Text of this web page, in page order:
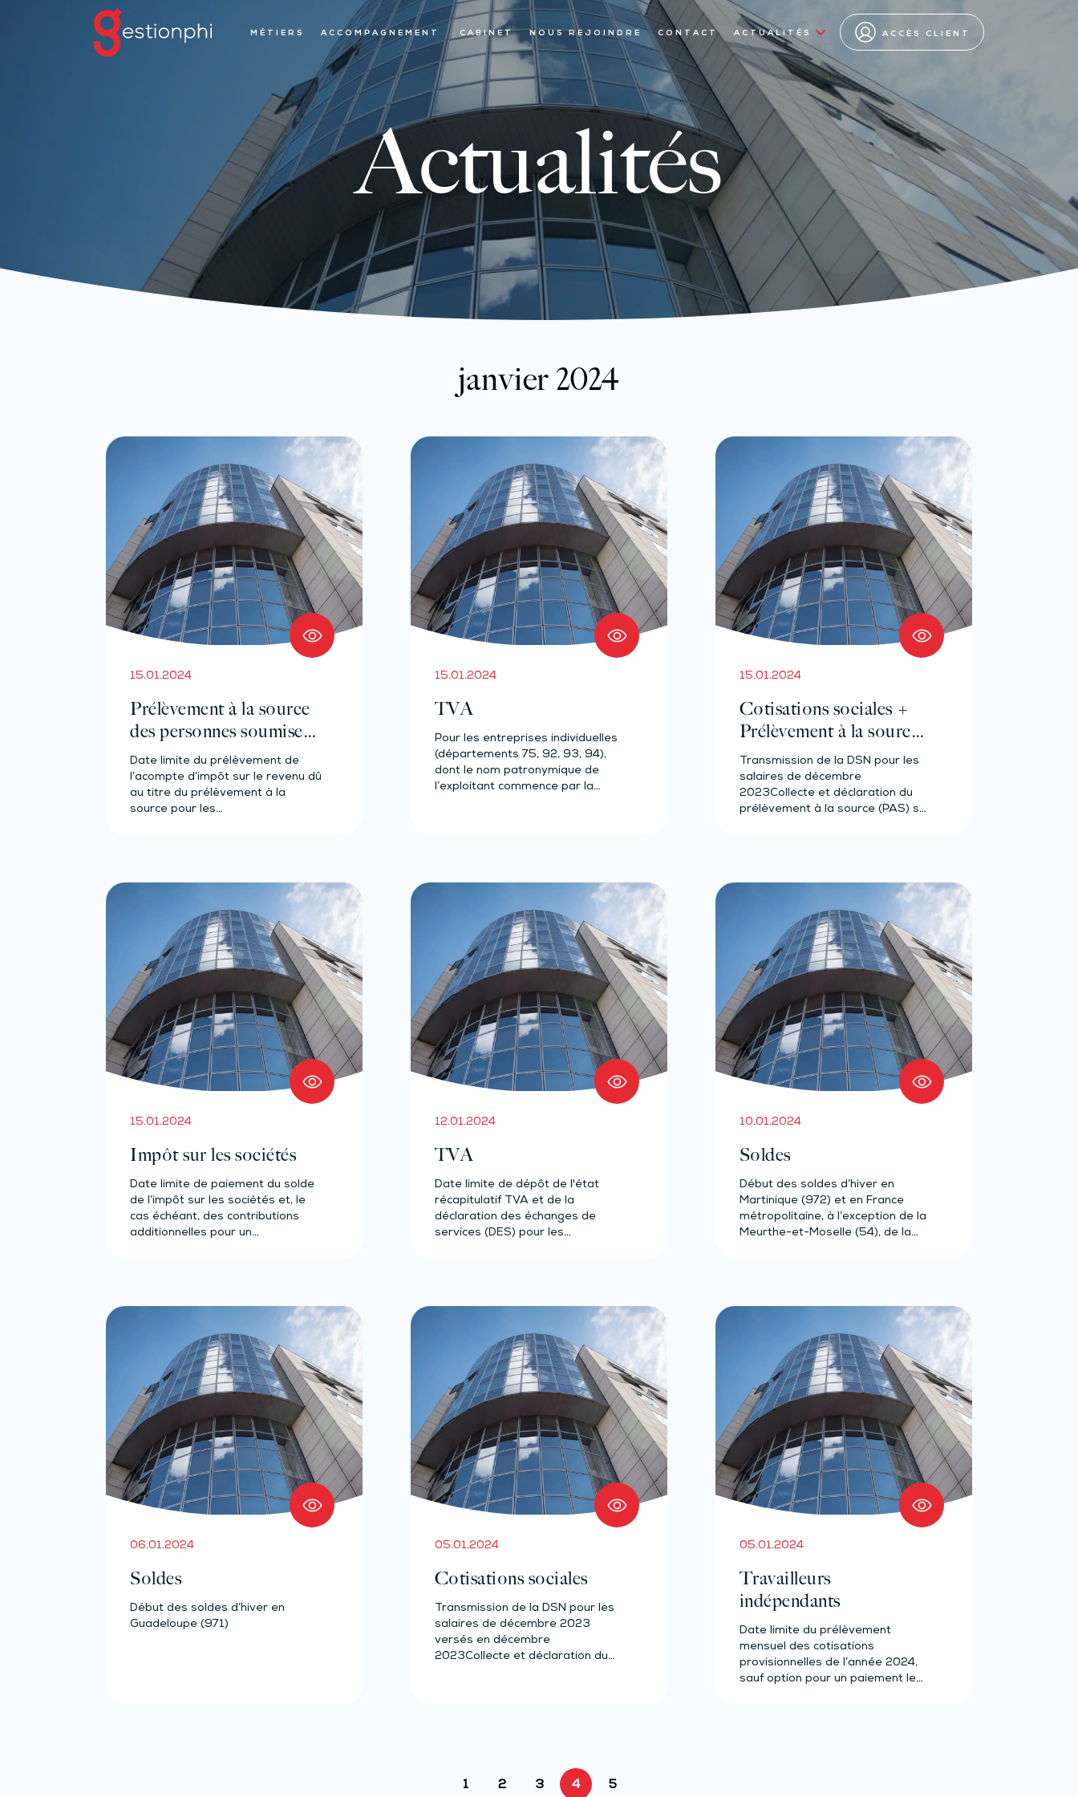
MÉTIERS ACCOMPAGNEMENT CABINET NOUS REJOINDRE CONTACT ACTUALITÉS ACCÈS CLIENT
Actualités
janvier 2024
15.01.2024
Prélèvement à la source
des personnes soumises à
l’acompte
Date limite du prélèvement de
l’acompte d’impôt sur le revenu dû
au titre du prélèvement à la
source pour les…
15.01.2024
TVA
Pour les entreprises individuelles
(départements 75, 92, 93, 94),
dont le nom patronymique de
l’exploitant commence par la
15.01.2024
Cotisations sociales +
Prélèvement à la source
pour les salariés et
assimilés (effectif de 11 à
49 salariés)
Transmission de la DSN pour les
salaires de décembre
2023Collecte et déclaration du
prélèvement à la source (PAS) sur
15.01.2024
Impôt sur les sociétés
Date limite de paiement du solde
de l’impôt sur les sociétés et, le
cas échéant, des contributions
additionnelles pour un…
12.01.2024
TVA
Date limite de dépôt de l'état
récapitulatif TVA et de la
déclaration des échanges de
services (DES) pour les
10.01.2024
Soldes
Début des soldes d’hiver en
Martinique (972) et en France
métropolitaine, à l’exception de la
Meurthe-et-Moselle (54), de la
06.01.2024
Soldes
Début des soldes d’hiver en
Guadeloupe (971)
05.01.2024
Cotisations sociales
Transmission de la DSN pour les
salaires de décembre 2023
versés en décembre
2023Collecte et déclaration du
05.01.2024
Travailleurs
indépendants
Date limite du prélèvement
mensuel des cotisations
provisionnelles de l’année 2024,
sauf option pour un paiement le
1 2 3 4 5